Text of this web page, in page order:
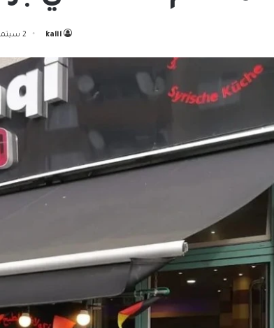
kalil 2 سبتمبر، 2024